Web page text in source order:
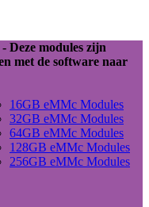
Deze modules zijn
met de software naar
16GB eMMc Modules
32GB eMMc Modules
64GB eMMc Modules
128GB eMMc Modules
256GB eMMc Modules